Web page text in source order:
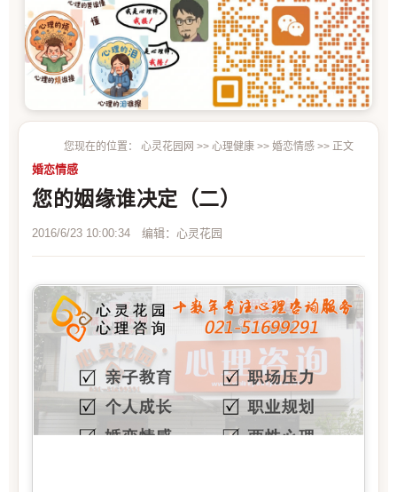
您现在的位置： 心灵花园网 >> 心理健康 >> 婚恋情感 >> 正文
婚恋情感
您的姻缘谁决定（二）
2016/6/23 10:00:34 编辑：心灵花园